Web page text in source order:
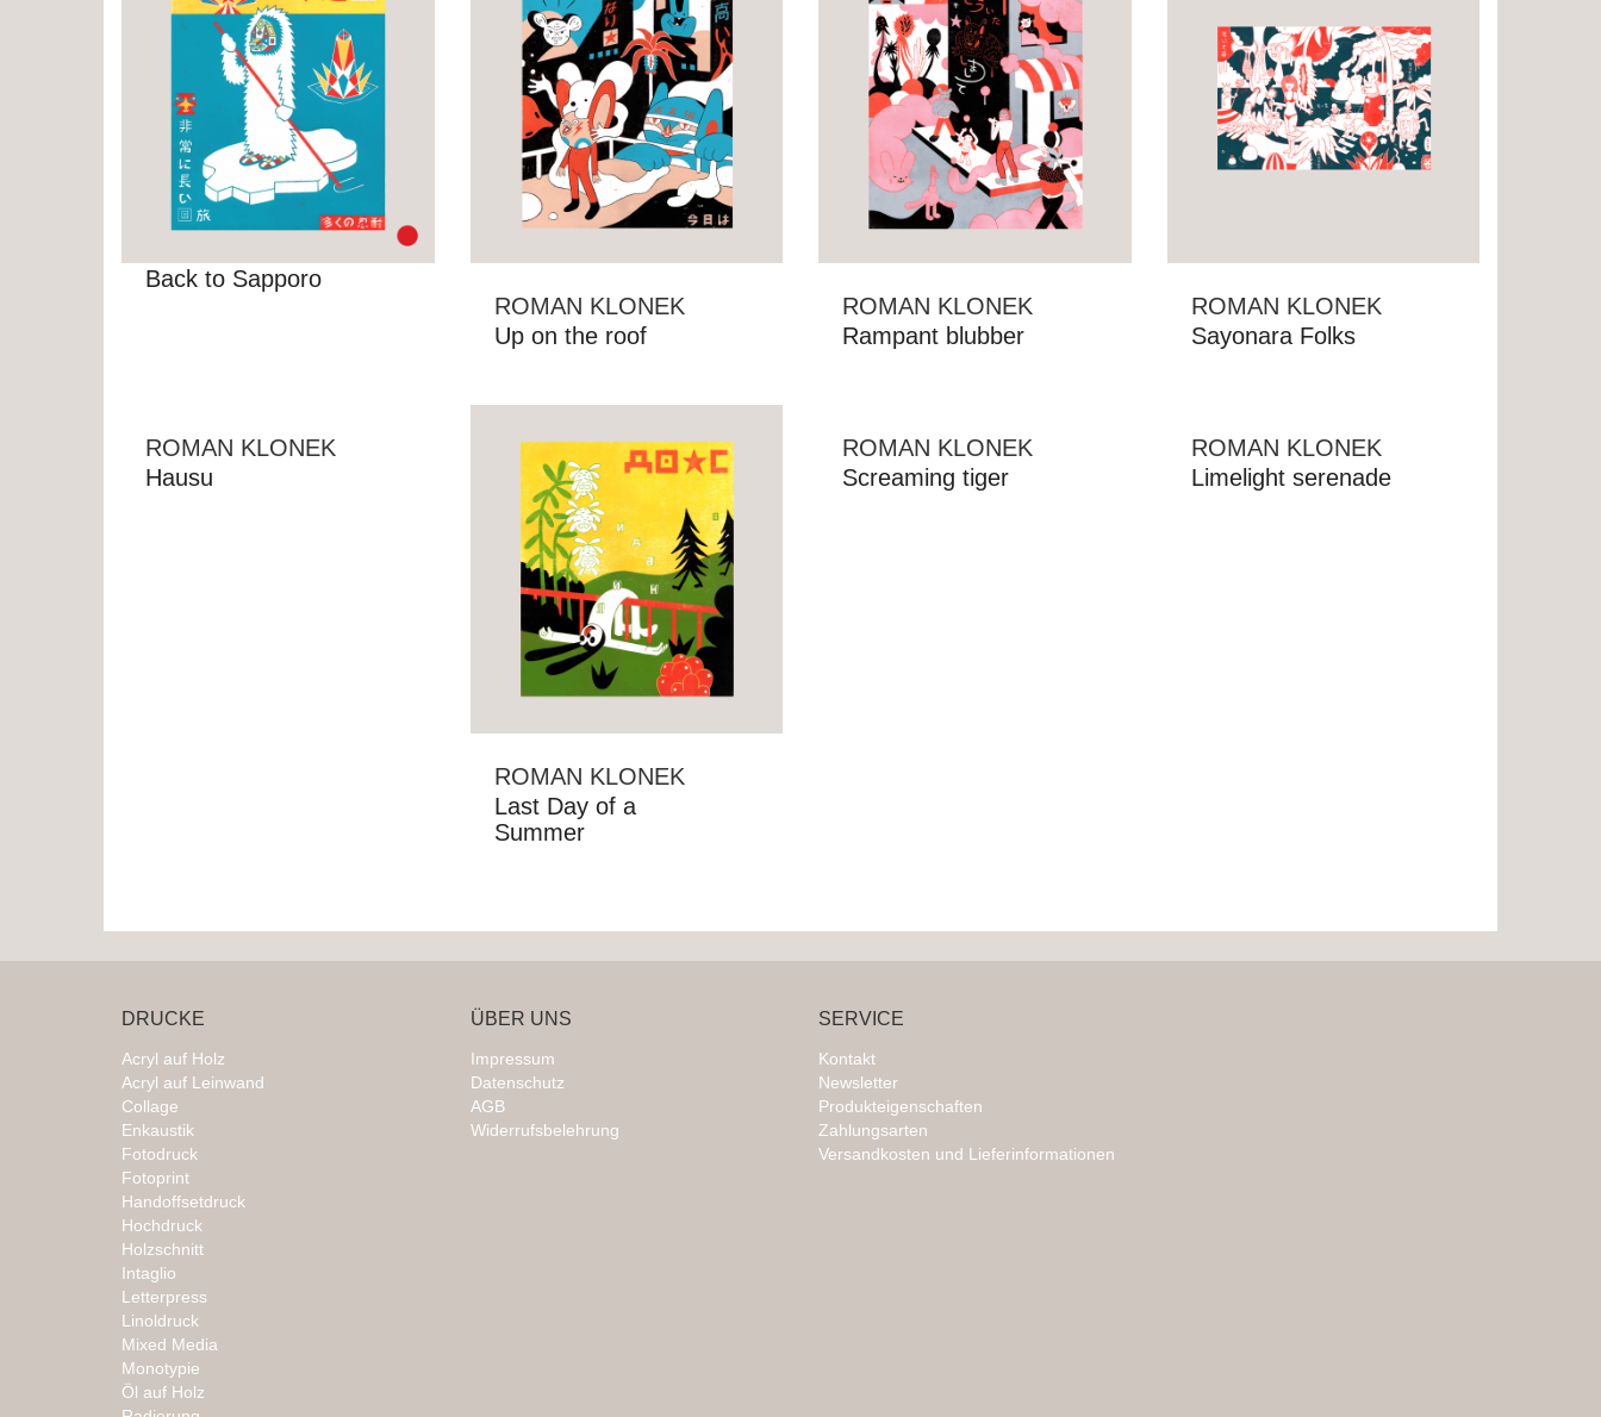
Back to Sapporo
ROMAN KLONEK
Up on the roof
ROMAN KLONEK
Rampant blubber
ROMAN KLONEK
Sayonara Folks
ROMAN KLONEK
Hausu
ROMAN KLONEK
Last Day of a
Summer
ROMAN KLONEK
Screaming tiger
ROMAN KLONEK
Limelight serenade
DRUCKE
Acryl auf Holz
Acryl auf Leinwand
Collage
Enkaustik
Fotodruck
Fotoprint
Handoffsetdruck
Hochdruck
Holzschnitt
Intaglio
Letterpress
Linoldruck
Mixed Media
Monotypie
Öl auf Holz
ÜBER UNS
Impressum
Datenschutz
AGB
Widerrufsbelehrung
SERVICE
Kontakt
Newsletter
Produkteigenschaften
Zahlungsarten
Versandkosten und Lieferinformationen